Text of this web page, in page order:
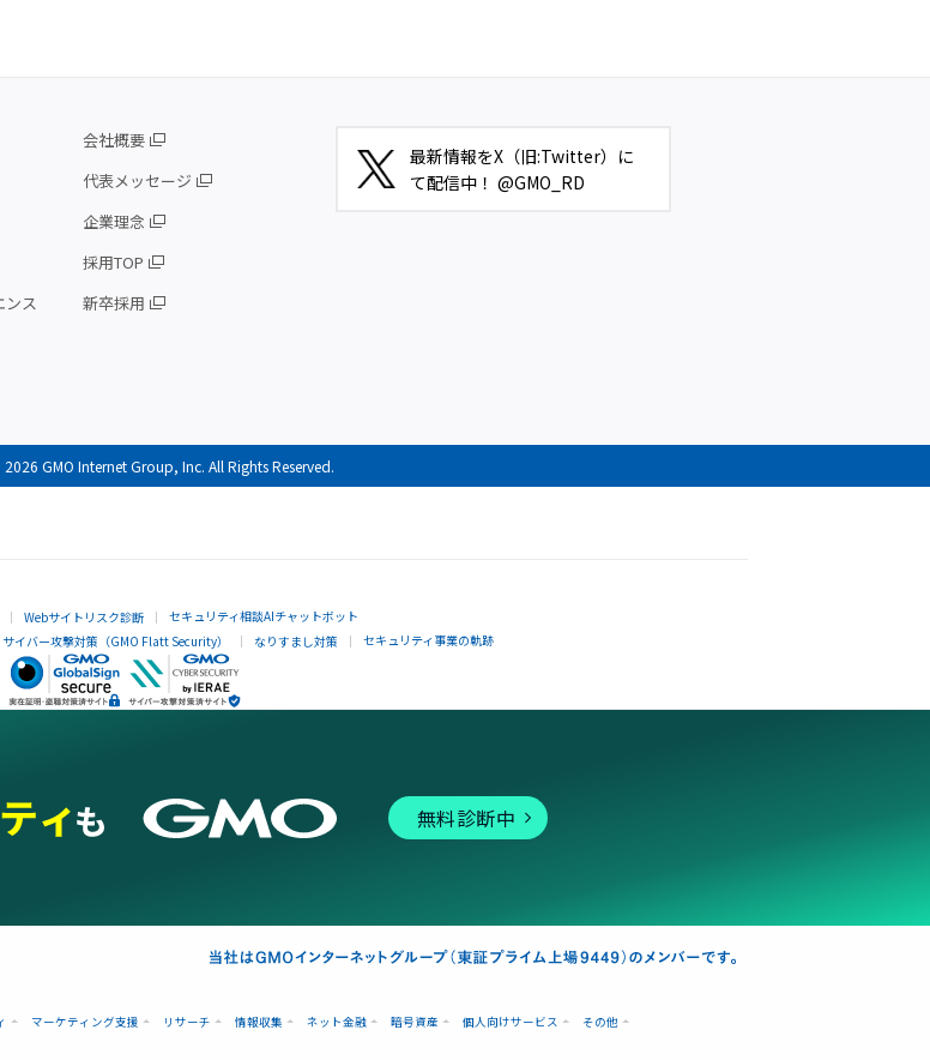
ンス
会社概要
代表メッセージ
企業理念
採用TOP
新卒採用
最新情報をX（旧:Twitter）に
て配信中！ @GMO_RD
GMO Internet Group, Inc. All Rights Reserved.
Webサイトリスク診断
セキュリティ相談AIチャットボット
サイバー攻撃対策（GMO Flatt Security） なりすまし対策 セキュリティ事業の軌跡
無料診断中
マーケティング支援 リサーチ 情報収集 ネット金融 暗号資産 個人向けサービス その他